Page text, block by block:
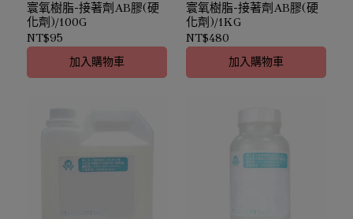
寰氧樹脂-接著劑AB膠(硬
化劑)/100G
NT$95
加入購物車
寰氧樹脂-接著劑AB膠(硬
化劑)/1KG
NT$480
加入購物車